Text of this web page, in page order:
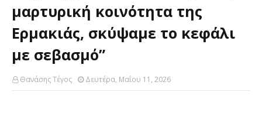
μαρτυρική κοινότητα της
Ερμακιάς, σκύψαμε το κεφάλι
με σεβασμό”
Θανάσης Τέγος Δευτέρα, Μαΐου 11, 2026